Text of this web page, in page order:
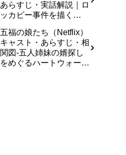
あらすじ・実話解説｜ロ
ッカビー事件を描く
五福の娘たち（Netflix）
キャスト・あらすじ・相
関図-五人姉妹の婿探し
をめぐるハートウォーミ